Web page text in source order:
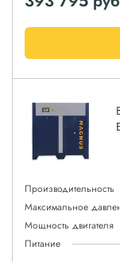
Производительность
Максимальное
Мощность двигателя
Питание